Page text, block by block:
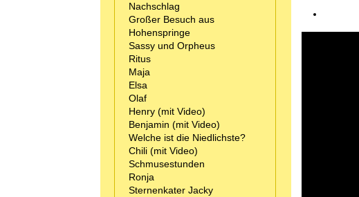
Nachschlag
Großer Besuch aus
Hohenspringe
Sassy und Orpheus
Ritus
Maja
Elsa
Olaf
Henry (mit Video)
Benjamin (mit Video)
Welche ist die Niedlichste?
Chili (mit Video)
Schmusestunden
Ronja
Sternenkater Jacky